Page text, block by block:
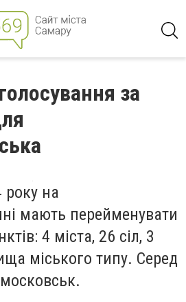
за
року на
мають перейменувати
4 міста, 26 сіл, 3
міського типу. Серед